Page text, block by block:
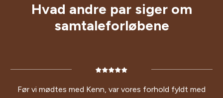
Hvad andre par siger om
samtaleforløbene
Før vi mødtes med Kenn, var vores forhold fyldt med